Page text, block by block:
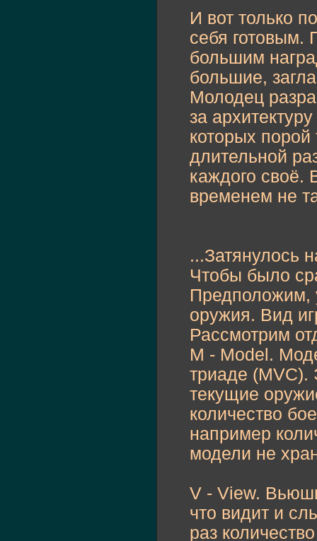
И вот только
себя готовым.
большим
большие,
Молодец
за
которых порой
длительной
каждого своё.
временем не
...Затянулось
Чтобы было
Предположим,
оружия. Вид
Рассмотрим
M - Model.
триаде (MVC).
текущие
количество
например
модели не
V - View.
что видит и
раз